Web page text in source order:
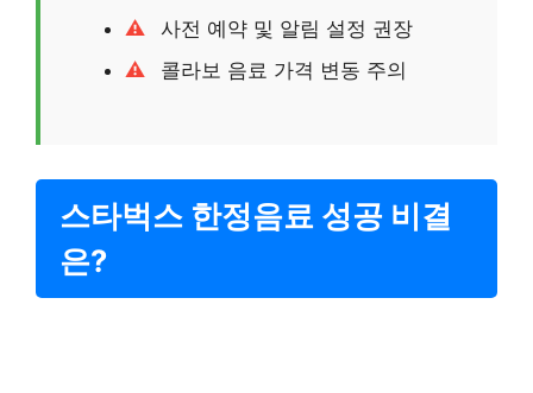
사전 예약 및 알림 설정 권장
콜라보 음료 가격 변동 주의
스타벅스 한정음료 성공 비결
은?